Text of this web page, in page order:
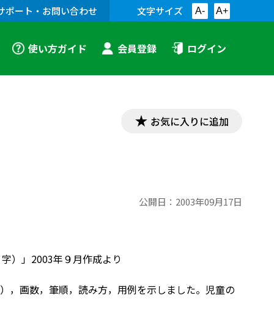
ポート・お問い合わせ 文字サイズ A- A+
使い方ガイド 会員登録 ログイン
お気に入りに追加
公開日： 2003年09月17日
）」2003年９月作成より
，画数，筆順，読み方，用例を示しました。児童の